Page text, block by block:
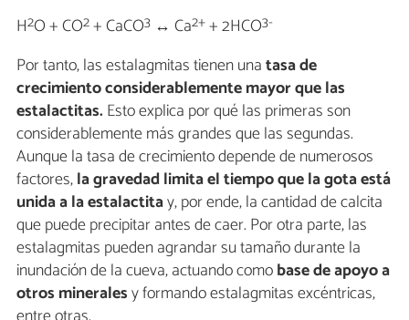
H2O + CO2+ CaCO3 ↔ Ca2++ 2HCO3-
Por tanto, las estalagmitas tienen unatasa de
crecimiento considerablemente mayor que las
estalactitas.Esto explica por qué las primeras son
considerablemente más grandes que las segundas.
Aunque la tasa de crecimiento depende de numerosos
factores,la gravedad limita el tiempo que la gota está
unida a la estalactitay, por ende, la cantidad de calcita
que puede precipitar antes de caer. Por otra parte, las
estalagmitas pueden agrandar su tamaño durante la
inundación de la cueva, actuando comobase de apoyo a
otros mineralesy formando estalagmitas excéntricas,